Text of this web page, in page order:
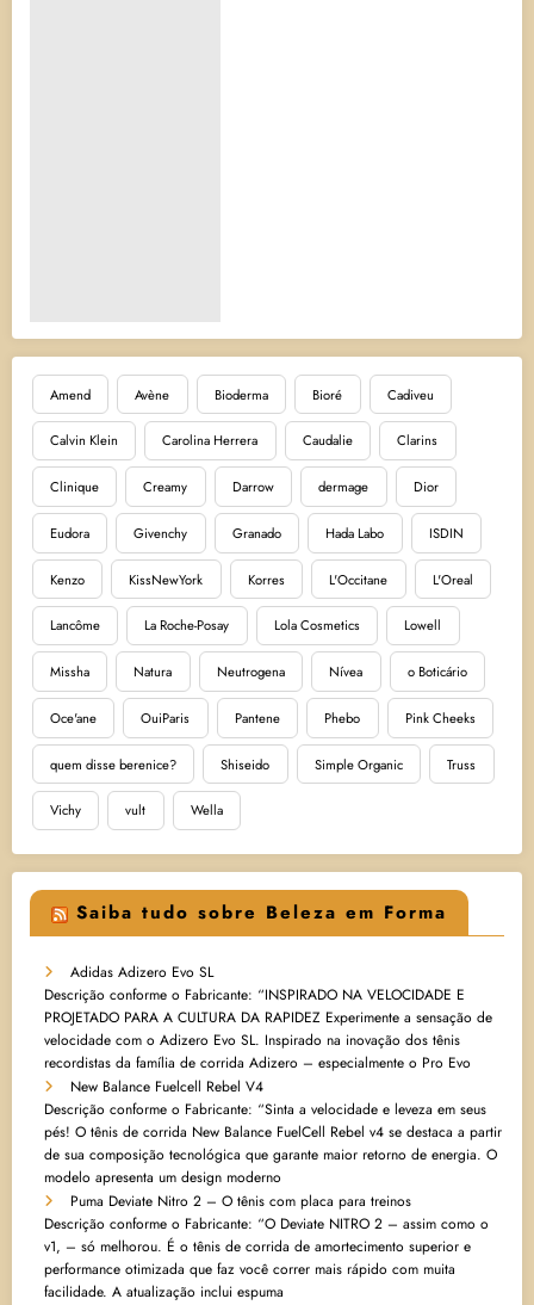
Amend Avène Bioderma Bioré Cadiveu
Calvin Klein Carolina Herrera Caudalie Clarins
Clinique Creamy Darrow dermage Dior
Eudora Givenchy Granado Hada Labo ISDIN
Kenzo KissNewYork Korres L'Occitane L'Oreal
Lancôme La Roche-Posay Lola Cosmetics Lowell
Missha Natura Neutrogena Nívea o Boticário
Oce'ane OuiParis Pantene Phebo Pink Cheeks
quem disse berenice? Shiseido Simple Organic Truss
Vichy vult Wella
Saiba tudo sobre Beleza em Forma
Adidas Adizero Evo SL
Descrição conforme o Fabricante: “INSPIRADO NA VELOCIDADE E
PROJETADO PARA A CULTURA DA RAPIDEZ Experimente a sensação de
velocidade com o Adizero Evo SL. Inspirado na inovação dos tênis
recordistas da família de corrida Adizero – especialmente o Pro Evo
New Balance Fuelcell Rebel V4
Descrição conforme o Fabricante: “Sinta a velocidade e leveza em seus
pés! O tênis de corrida New Balance FuelCell Rebel v4 se destaca a partir
de sua composição tecnológica que garante maior retorno de energia. O
modelo apresenta um design moderno
Puma Deviate Nitro 2 – O tênis com placa para treinos
Descrição conforme o Fabricante: “O Deviate NITRO 2 – assim como o
v1, – só melhorou. É o tênis de corrida de amortecimento superior e
performance otimizada que faz você correr mais rápido com muita
facilidade. A atualização inclui espuma